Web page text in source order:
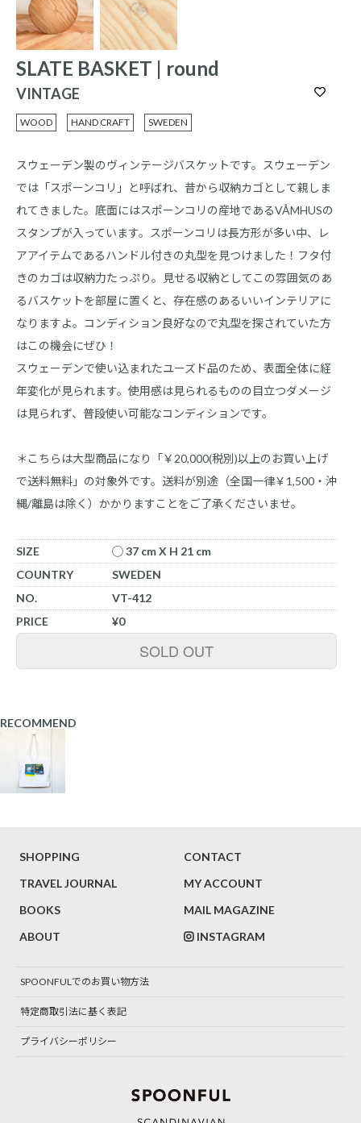
SLATE BASKET | round
VINTAGE
WOOD HAND CRAFT SWEDEN
スウェーデン製のヴィンテージバスケットです。スウェーデン
では「スポーンコリ」と呼ばれ、昔から収納カゴとして親しま
れてきました。底面にはスポーンコリの産地であるVÅMHUSの
スタンプが入っています。スポーンコリは長方形が多い中、レ
アアイテムであるハンドル付きの丸型を見つけました！フタ付
きのカゴは収納力たっぷり。見せる収納としてこの雰囲気のあ
るバスケットを部屋に置くと、存在感のあるいいインテリアに
なりますよ。コンディション良好なので丸型を探されていた方
はこの機会にぜひ！
スウェーデンで使い込まれたユーズド品のため、表面全体に経
年変化が見られます。使用感は見られるものの目立つダメージ
は見られず、普段使い可能なコンディションです。
＊こちらは大型商品になり「￥20,000(税別)以上のお買い上げ
で送料無料」の対象外です。送料が別途（全国一律￥1,500・沖
縄/離島は除く）かかりますことをご了承くださいませ。
SIZE
◯ 37 cm X H 21 cm
COUNTRY
SWEDEN
NO.
VT-412
PRICE
¥0
SOLD OUT
RECOMMEND
SHOPPING
TRAVEL JOURNAL
BOOKS
ABOUT
CONTACT
MY ACCOUNT
MAIL MAGAZINE
INSTAGRAM
SPOONFULでのお買い物方法
特定商取引法に基く表記
プライバシーポリシー